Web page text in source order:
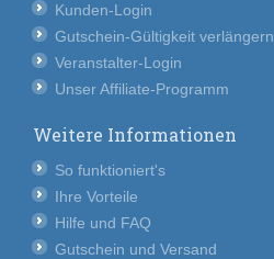
Kunden-Login
Gutschein-Gültigkeit verlängern
Veranstalter-Login
Unser Affiliate-Programm
Weitere Informationen
So funktioniert's
Ihre Vorteile
Hilfe und FAQ
Gutschein und Versand